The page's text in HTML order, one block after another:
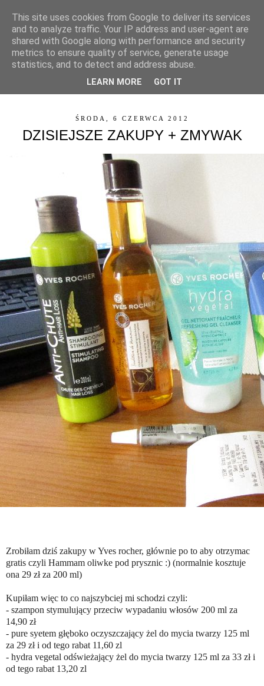
▼
ŚRODA, 6 CZERWCA 2012
DZISIEJSZE ZAKUPY + ZMYWAK
Zrobiłam dziś zakupy w Yves rocher, głównie po to aby otrzymac
gratis czyli Hammam oliwke pod prysznic :) (normalnie kosztuje
ona 29 zł za 200 ml)
Kupiłam więc to co najszybciej mi schodzi czyli:
- szampon stymulujący przeciw wypadaniu włosów 200 ml za
14,90 zł
- pure syetem głęboko oczyszczający żel do mycia twarzy 125 ml
za 29 zł i od tego rabat 11,60 zl
- hydra vegetal odświeżający żel do mycia twarzy 125 ml za 33 zł i
od tego rabat 13,20 zl
This site uses cookies from Google to deliver its services
and to analyze traffic. Your IP address and user-agent are
shared with Google along with performance and security
metrics to ensure quality of service, generate usage
statistics, and to detect and address abuse.
LEARN MORE GOT IT